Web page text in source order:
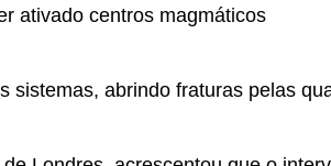
ativado centros magmáticos
sistemas, abrindo fraturas pelas